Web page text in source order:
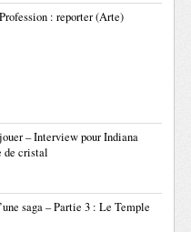
: reporter (Arte)
– Interview pour Indiana
de cristal
saga – Partie 3 : Le Temple